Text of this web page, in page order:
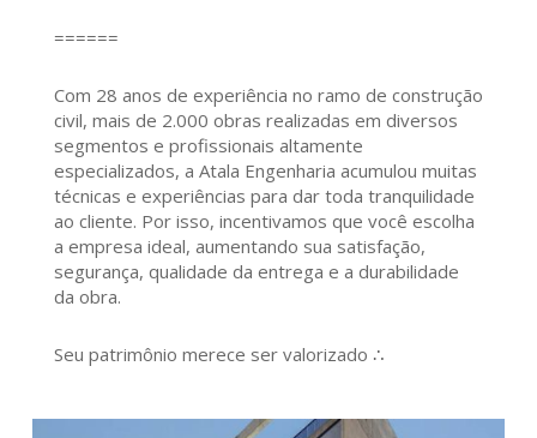
======
Com 28 anos de experiência no ramo de construção
civil, mais de 2.000 obras realizadas em diversos
segmentos e profissionais altamente
especializados, a Atala Engenharia acumulou muitas
técnicas e experiências para dar toda tranquilidade
ao cliente. Por isso, incentivamos que você escolha
a empresa ideal, aumentando sua satisfação,
segurança, qualidade da entrega e a durabilidade
da obra.
Seu patrimônio merece ser valorizado ∴
184